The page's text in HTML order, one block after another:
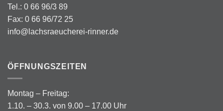
Tel.: 0 66 96/3 89
Fax: 0 66 96/72 25
info@lachsraeucherei-rinner.de
ÖFFNUNGSZEITEN
Montag – Freitag:
1.10. – 30.3. von 9.00 – 17.00 Uhr